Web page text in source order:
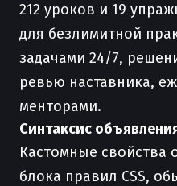
212 уроков и 19
для безлимитной
задачами 24/7,
ревью наставника,
менторами.
Синтаксис
Кастомные свойства
блока правил CSS,